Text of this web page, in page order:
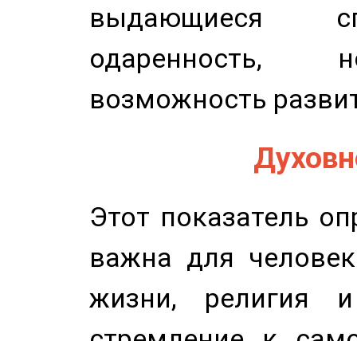
выдающиеся
одаренность,
возможность
Этот показатель
важна для
жизни, религия